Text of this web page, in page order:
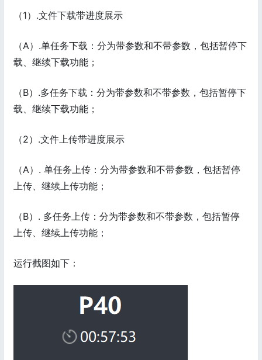
（1）.文件下载带进度展示
（A）.单任务下载：分为带参数和不带参数，包括暂停下
载、继续下载功能；
（B）.多任务下载：分为带参数和不带参数，包括暂停下
载、继续下载功能；
（2）.文件上传带进度展示
（A）. 单任务上传：分为带参数和不带参数，包括暂停
上传、继续上传功能；
（B）. 多任务上传：分为带参数和不带参数，包括暂停
上传、继续上传功能；
运行截图如下：